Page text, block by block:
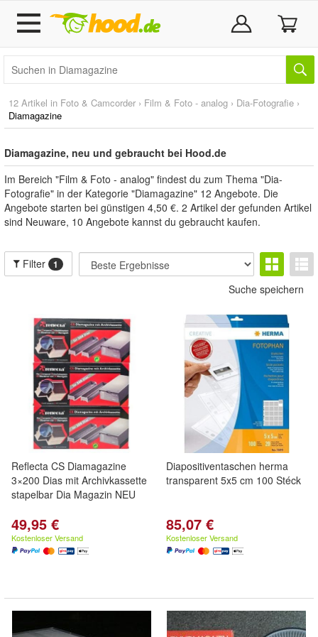
12 Artikel in Foto & Camcorder › Film & Foto - analog › Dia-Fotografie ›
Diamagazine
Diamagazine, neu und gebraucht bei Hood.de
Im Bereich "Film & Foto - analog" findest du zum Thema "Dia-
Fotografie" in der Kategorie "Diamagazine" 12 Angebote. Die
Angebote starten bei günstigen 4,50 €. 2 Artikel der gefunden Artikel
sind Neuware, 10 Angebote kannst du gebraucht kaufen.
Filter 1
Suche speichern
Reflecta CS Diamagazine
3×200 Dias mit Archivkassette
stapelbar Dia Magazin NEU
49,95 €
Kostenloser Versand
Diapositiventaschen herma
transparent 5x5 cm 100 Stéck
85,07 €
Kostenloser Versand